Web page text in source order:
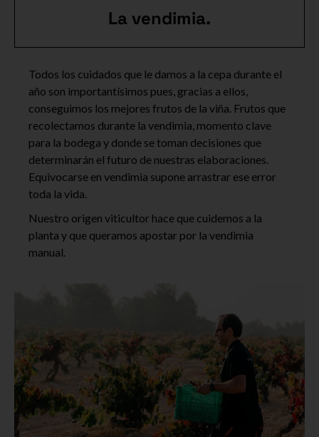
La vendimia.
Todos los cuidados que le damos a la cepa durante el
año son importantísimos pues, gracias a ellos,
conseguimos los mejores frutos de la viña. Frutos que
recolectamos durante la vendimia, momento clave
para la bodega y donde se toman decisiones que
determinarán el futuro de nuestras elaboraciones.
Equivocarse en vendimia supone arrastrar ese error
toda la vida.
Nuestro origen viticultor hace que cuidemos a la
planta y que queramos apostar por la vendimia
manual.